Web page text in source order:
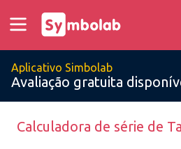
Aplicativo Simbolab
Avaliação gratuita
Calculadora de série de